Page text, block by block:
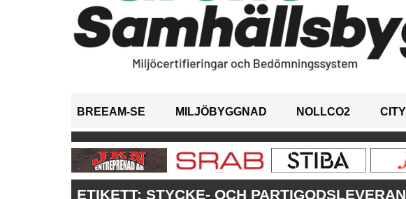
BREEAM-SE MILJÖBYGGNAD NOLLCO2
ETIKETT: STYCKE- OCH